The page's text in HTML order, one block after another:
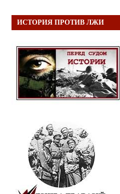
ИСТОРИЯ ПРОТИВ ЛЖИ